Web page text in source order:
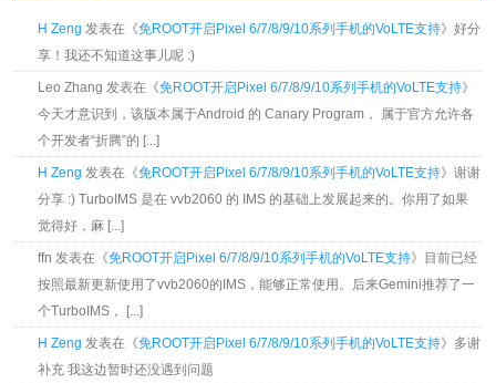
H Zeng 发表在《免ROOT开启Pixel 6/7/8/9/10系列手机的VoLTE支持》好分
享！我还不知道这事儿呢 :)
Leo Zhang 发表在《免ROOT开启Pixel 6/7/8/9/10系列手机的VoLTE支持》
今天才意识到，该版本属于Android 的 Canary Program， 属于官方允许各
个开发者“折腾”的 [...]
H Zeng 发表在《免ROOT开启Pixel 6/7/8/9/10系列手机的VoLTE支持》谢谢
分享 :) TurboIMS 是在 vvb2060 的 IMS 的基础上发展起来的。你用了如果
觉得好，麻 [...]
ffn 发表在《免ROOT开启Pixel 6/7/8/9/10系列手机的VoLTE支持》目前已经
按照最新更新使用了vvb2060的IMS，能够正常使用。后来Gemini推荐了一
个TurboIMS， [...]
H Zeng 发表在《免ROOT开启Pixel 6/7/8/9/10系列手机的VoLTE支持》多谢
补充 我这边暂时还没遇到问题